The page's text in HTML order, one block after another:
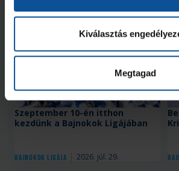
Kiválasztás
Megtagad
Bajnokok Ligája 2026. júl. 29.
Szeptember 10-én itthon
kezdünk a Bajnokok Ligájában